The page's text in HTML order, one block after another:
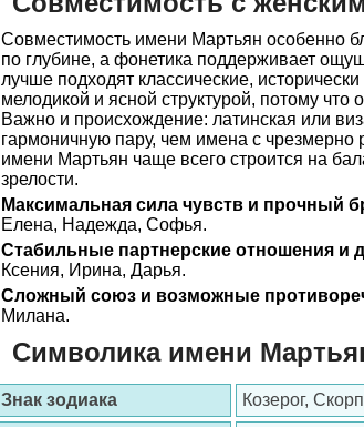
Совместимость имени Мартьян особенно
по глубине, а фонетика поддерживает
лучше подходят классические,
мелодикой и ясной структурой, потому что
Важно и происхождение: латинская или
гармоничную пару, чем имена с чрезмерно
имени Мартьян чаще всего строится на
зрелости.
Максимальная сила чувств и прочный
Елена, Надежда, Софья.
Стабильные партнерские отношения и
Ксения, Ирина, Дарья.
Сложный союз и возможные
Милана.
Символика имени
Знак зодиака Козерог,